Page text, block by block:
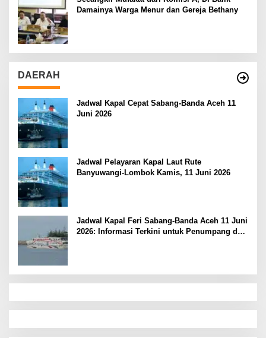
Damainya Warga Menur dan Gereja Bethany
DAERAH
Jadwal Kapal Cepat Sabang-Banda Aceh 11
Juni 2026
Jadwal Pelayaran Kapal Laut Rute
Banyuwangi-Lombok Kamis, 11 Juni 2026
Jadwal Kapal Feri Sabang-Banda Aceh 11 Juni
2026: Informasi Terkini untuk Penumpang dan